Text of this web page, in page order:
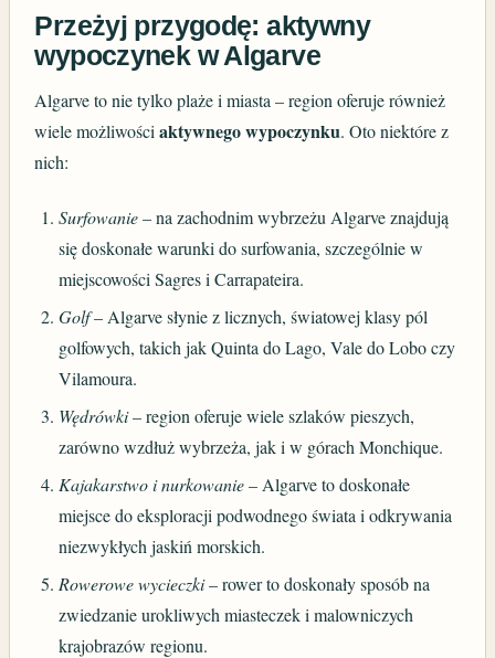
Przeżyj przygodę: aktywny
wypoczynek w Algarve
Algarve to nie tylko plaże i miasta – region oferuje również
wiele możliwościaktywnego wypoczynku. Oto niektóre z
nich:
Surfowanie– na zachodnim wybrzeżu Algarve znajdują
się doskonałe warunki do surfowania, szczególnie w
miejscowości Sagres i Carrapateira.
Golf– Algarve słynie z licznych, światowej klasy pól
golfowych, takich jak Quinta do Lago, Vale do Lobo czy
Vilamoura.
Wędrówki– region oferuje wiele szlaków pieszych,
zarówno wzdłuż wybrzeża, jak i w górach Monchique.
Kajakarstwo i nurkowanie– Algarve to doskonałe
miejsce do eksploracji podwodnego świata i odkrywania
niezwykłych jaskiń morskich.
Rowerowe wycieczki– rower to doskonały sposób na
zwiedzanie urokliwych miasteczek i malowniczych
krajobrazów regionu.